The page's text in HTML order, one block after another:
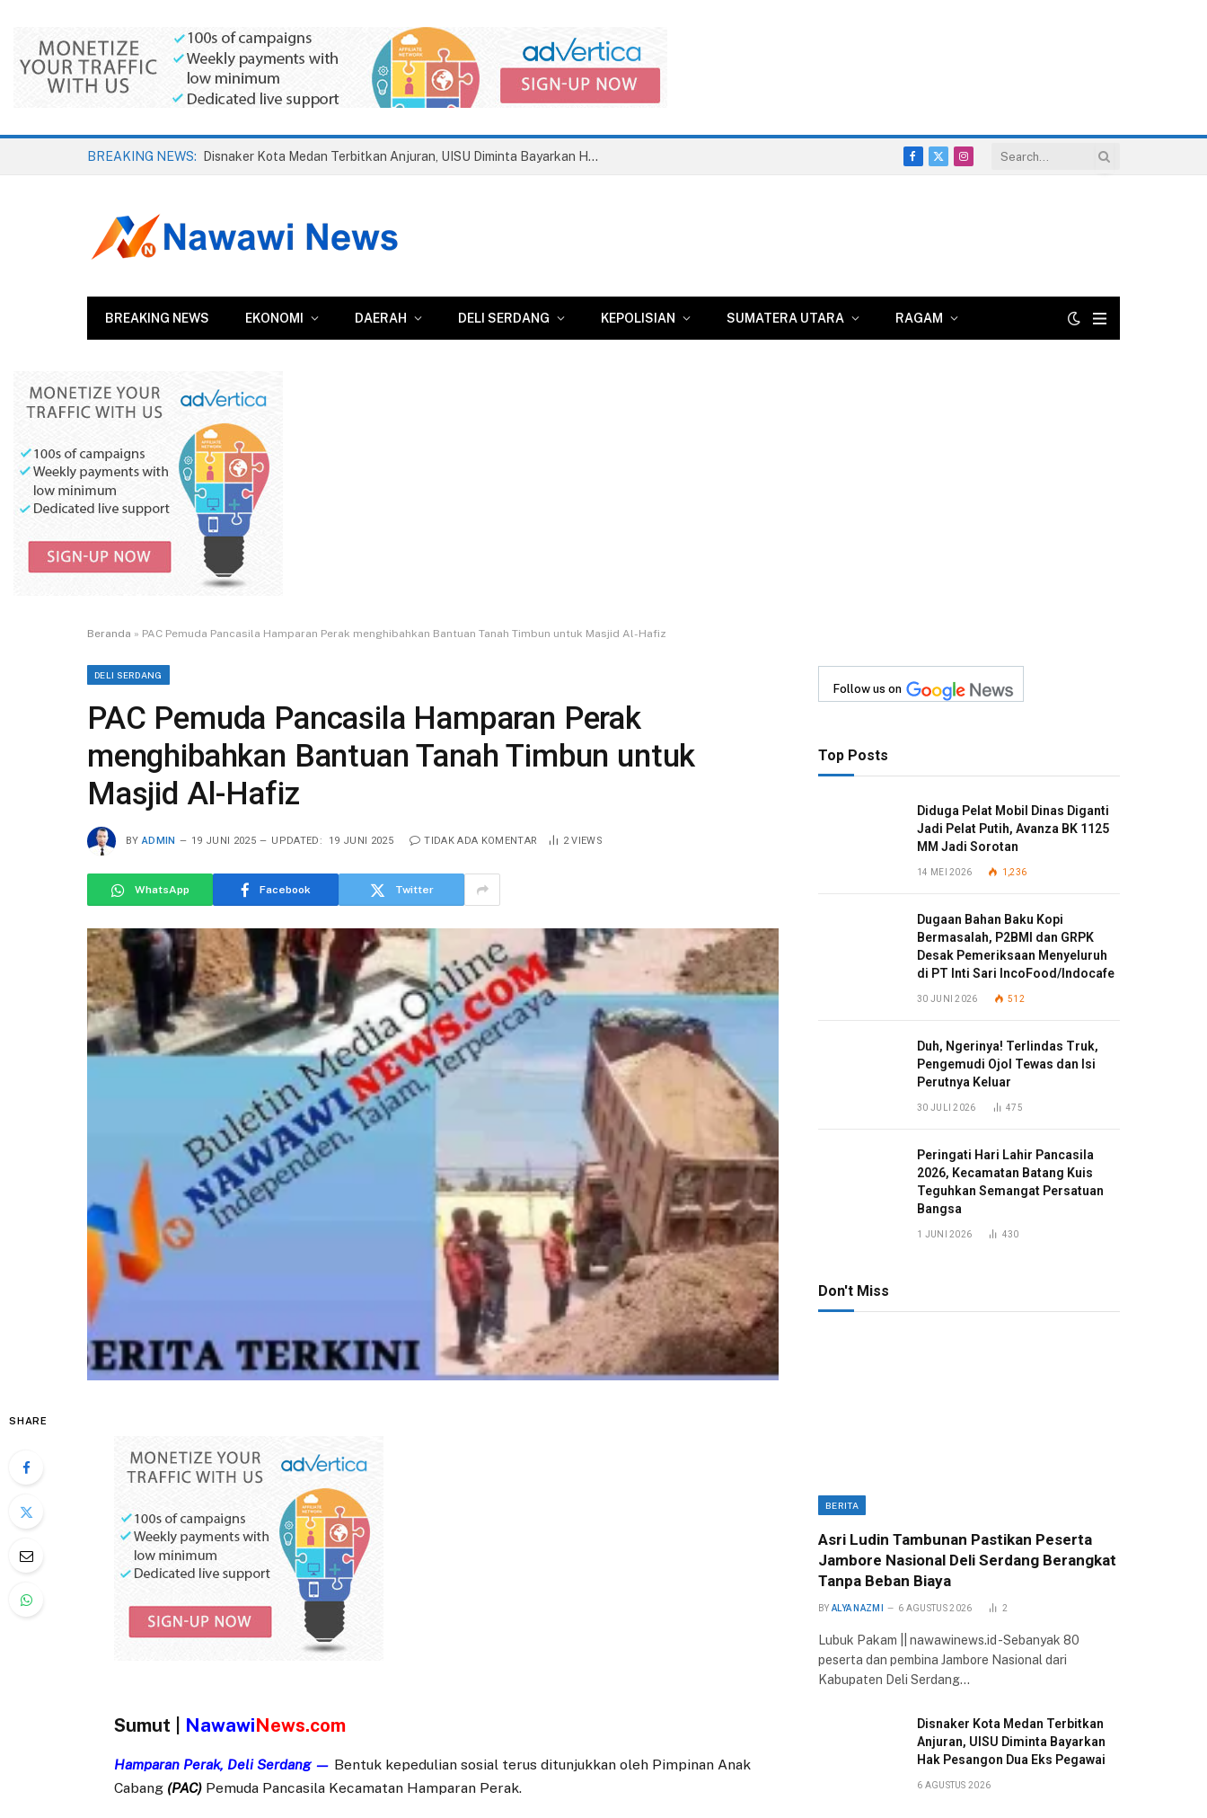
BREAKING NEWS: Disnaker Kota Medan Terbitkan Anjuran, UISU Diminta Bayarkan Hak Pesangon Dua Eks Pegawai
Facebook
X
Instagram
BREAKING NEWS EKONOMI DAERAH DELI SERDANG KEPOLISIAN SUMATERA UTARA RAGAM
Beranda » PAC Pemuda Pancasila Hamparan Perak menghibahkan Bantuan Tanah Timbun untuk Masjid Al-Hafiz
DELI SERDANG
PAC Pemuda Pancasila Hamparan Perak
menghibahkan Bantuan Tanah Timbun untuk
Masjid Al-Hafiz
BY ADMIN 19 JUNI 2025 UPDATED: 19 JUNI 2025 TIDAK ADA KOMENTAR 2VIEWS
WhatsApp Facebook Twitter
SHARE
Sumut | Nawawi News.com
Hamparan Perak, Deli Serdang — Bentuk kepedulian sosial terus ditunjukkan oleh Pimpinan Anak
Cabang (PAC) Pemuda Pancasila Kecamatan Hamparan Perak.
Follow us on
Top Posts
Diduga Pelat Mobil Dinas Diganti
Jadi Pelat Putih, Avanza BK 1125
MM Jadi Sorotan
14 MEI 2026 1,236
Dugaan Bahan Baku Kopi
Bermasalah, P2BMI dan GRPK
Desak Pemeriksaan Menyeluruh
di PT Inti Sari IncoFood/Indocafe
30 JUNI 2026 512
Duh, Ngerinya! Terlindas Truk,
Pengemudi Ojol Tewas dan Isi
Perutnya Keluar
30 JULI 2026 475
Peringati Hari Lahir Pancasila
2026, Kecamatan Batang Kuis
Teguhkan Semangat Persatuan
Bangsa
1 JUNI 2026 430
Don't Miss
BERITA
Asri Ludin Tambunan Pastikan Peserta
Jambore Nasional Deli Serdang Berangkat
Tanpa Beban Biaya
BY ALYA NAZMI 6 AGUSTUS 2026 2
Lubuk Pakam || nawawinews.id -Sebanyak 80
peserta dan pembina Jambore Nasional dari
Kabupaten Deli Serdang…
Disnaker Kota Medan Terbitkan
Anjuran, UISU Diminta Bayarkan
Hak Pesangon Dua Eks Pegawai
6 AGUSTUS 2026